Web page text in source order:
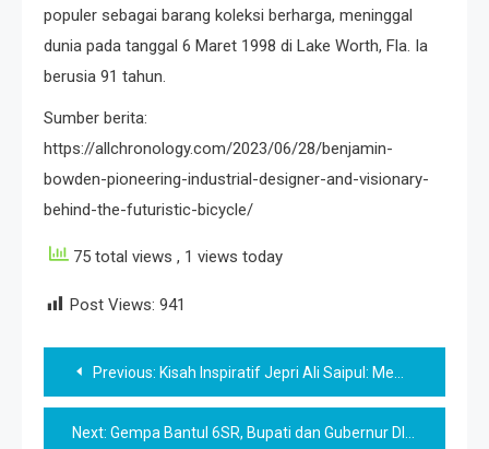
populer sebagai barang koleksi berharga, meninggal
dunia pada tanggal 6 Maret 1998 di Lake Worth, Fla. Ia
berusia 91 tahun.
Sumber berita:
https://allchronology.com/2023/06/28/benjamin-
bowden-pioneering-industrial-designer-and-visionary-
behind-the-futuristic-bicycle/
75 total views , 1 views today
Post Views: 941
Post
navigation
Previous: Kisah Inspiratif Jepri Ali Saipul: Membangun Karier Akademik dengan Semangat dan Determinasi
Next: Gempa Bantul 6SR, Bupati dan Gubernur DIY Cek Korban